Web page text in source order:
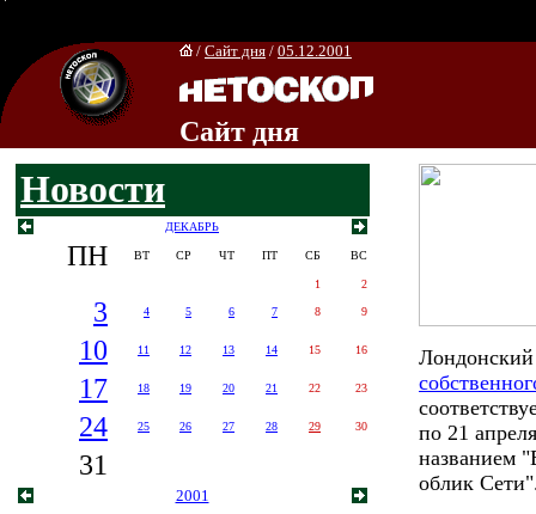
/ Сайт дня / 05.12.2001
Сайт дня
Новости
ДЕКАБРЬ
ПН ВТ СР ЧТ ПТ СБ ВС
1 2
3 4 5 6 7 8 9
10 11 12 13 14 15 16
17 18 19 20 21 22 23
24 25 26 27 28 29 30
31
2001
Лондонский
по 21
названием
облик